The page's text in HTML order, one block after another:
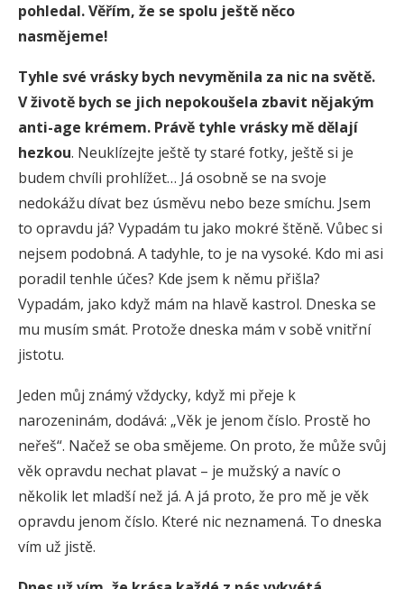
pohledal. Věřím, že se spolu ještě něco
nasmějeme!
Tyhle své vrásky bych nevyměnila za nic na světě.
V životě bych se jich nepokoušela zbavit nějakým
anti-age krémem. Právě tyhle vrásky mě dělají
hezkou. Neuklízejte ještě ty staré fotky, ještě si je
budem chvíli prohlížet… Já osobně se na svoje
nedokážu dívat bez úsměvu nebo beze smíchu. Jsem
to opravdu já? Vypadám tu jako mokré štěně. Vůbec si
nejsem podobná. A tadyhle, to je na vysoké. Kdo mi asi
poradil tenhle účes? Kde jsem k němu přišla?
Vypadám, jako když mám na hlavě kastrol. Dneska se
mu musím smát. Protože dneska mám v sobě vnitřní
jistotu.
Jeden můj známý vždycky, když mi přeje k
narozeninám, dodává: „Věk je jenom číslo. Prostě ho
neřeš“. Načež se oba smějeme. On proto, že může svůj
věk opravdu nechat plavat – je mužský a navíc o
několik let mladší než já. A já proto, že pro mě je věk
opravdu jenom číslo. Které nic neznamená. To dneska
vím už jistě.